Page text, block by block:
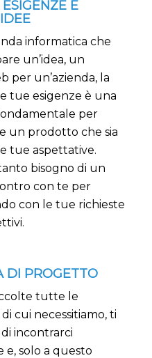
E
informatica che
un’idea, un
per un’azienda, la
tue esigenze è una
per
un prodotto che sia
tue aspettative.
bisogno di un
con te per
con le tue richieste
DI PROGETTO
tutte le
cui necessitiamo, ti
incontrarci
e, solo a questo